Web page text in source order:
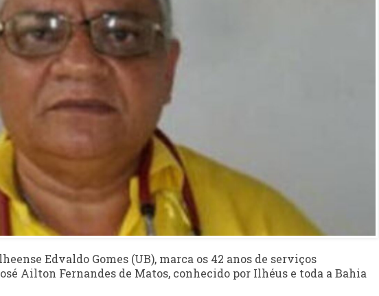
Edvaldo Gomes (UB), marca os 42 anos de serviços
Ailton Fernandes de Matos, conhecido por Ilhéus e toda a Bahia